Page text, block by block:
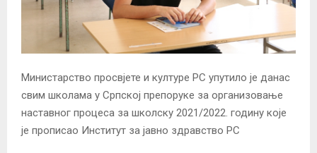
Министарство просвјете и културе РС упутило је данас
свим школама у Српској препоруке за организовање
наставног процеса за школску 2021/2022. годину које
је прописао Институт за јавно здравство РС